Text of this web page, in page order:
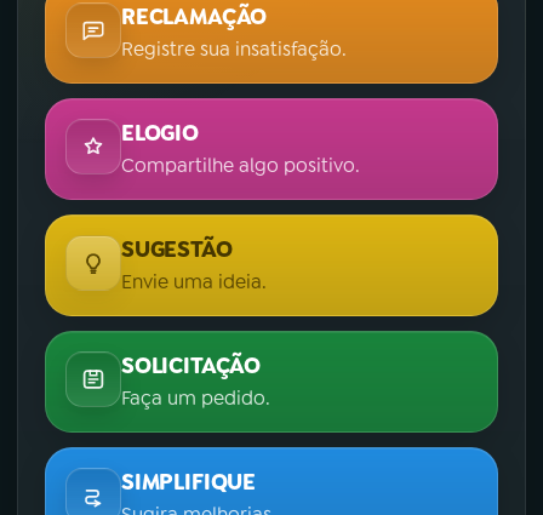
RECLAMAÇÃO
Registre sua insatisfação.
ELOGIO
Compartilhe algo positivo.
SUGESTÃO
Envie uma ideia.
SOLICITAÇÃO
Faça um pedido.
SIMPLIFIQUE